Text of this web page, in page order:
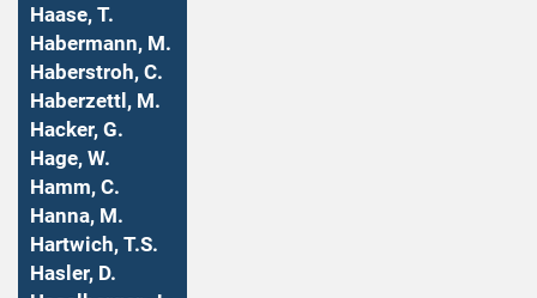
Haase, T.
Habermann, M.
Haberstroh, C.
Haberzettl, M.
Hacker, G.
Hage, W.
Hamm, C.
Hanna, M.
Hartwich, T.S.
Hasler, D.